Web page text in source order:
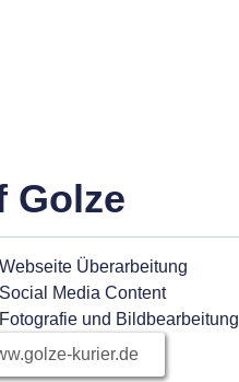
Golze
Webseite Überarbeitung
Social Media Content
Fotografie und Bildbearbeitung
kurier.de